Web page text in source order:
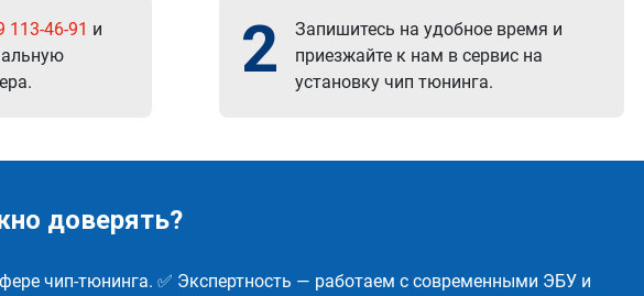
113-46-91 и
2
Запишитесь на удобное время и
приезжайте к нам в сервис на
установку чип тюнинга.
доверять?
чип-тюнинга. ✅ Экспертность — работаем с современными ЭБУ и